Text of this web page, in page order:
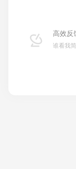
高效反
谁看我